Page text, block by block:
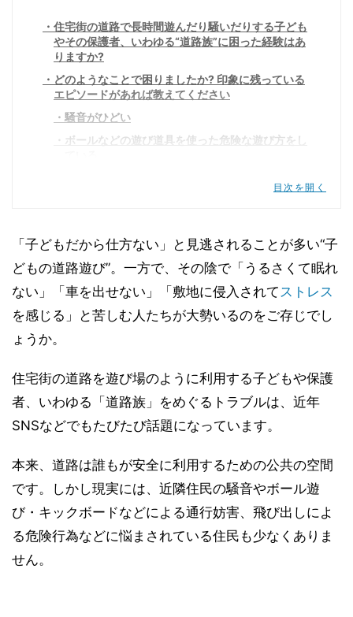
住宅街の道路で長時間遊んだり騒いだりする子ども
やその保護者、いわゆる“道路族”に困った経験はあ
りますか?
どのようなことで困りましたか? 印象に残っている
エピソードがあれば教えてください
騒音がひどい
ボールなどの遊び道具を使った危険な遊び方をし
親が放置する・逆ギレする
「子どもだから仕方ない」を親の免罪符にしてはい
けない
目次を開く
「子どもだから仕方ない」と見逃されることが多い“子
どもの道路遊び”。一方で、その陰で「うるさくて眠れ
ない」「車を出せない」「敷地に侵入されてストレス
を感じる」と苦しむ人たちが大勢いるのをご存じでし
ょうか。
住宅街の道路を遊び場のように利用する子どもや保護
者、いわゆる「道路族」をめぐるトラブルは、近年
SNSなどでもたびたび話題になっています。
本来、道路は誰もが安全に利用するための公共の空間
です。しかし現実には、近隣住民の騒音やボール遊
び・キックボードなどによる通行妨害、飛び出しによ
る危険行為などに悩まされている住民も少なくありま
せん。